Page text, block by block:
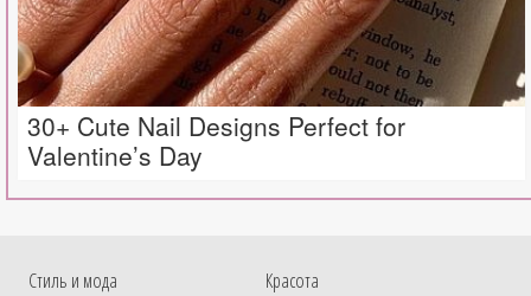
30+ Cute Nail Designs Perfect for
Valentine’s Day
Cтиль и мода Красота